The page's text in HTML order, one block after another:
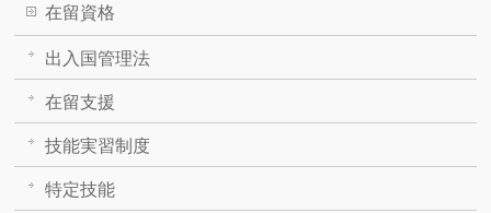
在留資格
出入国管理法
在留支援
技能実習制度
特定技能